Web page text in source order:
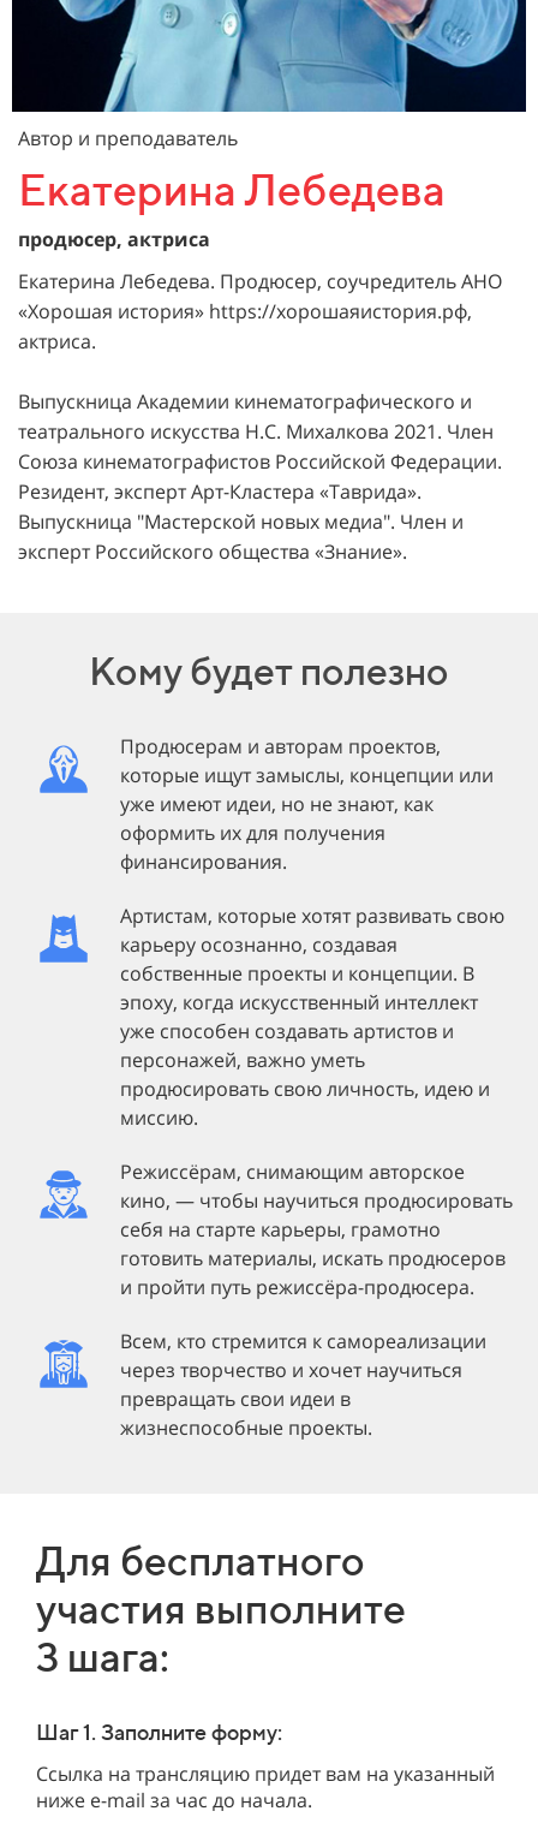
Автор и преподаватель
Екатерина Лебедева
продюсер, актриса
Екатерина Лебедева. Продюсер, соучредитель АНО
«Хорошая история» https://хорошаяистория.рф,
актриса.
Выпускница Академии кинематографического и
театрального искусства Н.С. Михалкова 2021. Член
Союза кинематографистов Российской Федерации.
Резидент, эксперт Арт-Кластера «Таврида».
Выпускница "Мастерской новых медиа". Член и
эксперт Российского общества «Знание».
Кому будет полезно
Продюсерам и авторам проектов,
которые ищут замыслы, концепции или
уже имеют идеи, но не знают, как
оформить их для получения
финансирования.
Артистам, которые хотят развивать свою
карьеру осознанно, создавая
собственные проекты и концепции. В
эпоху, когда искусственный интеллект
уже способен создавать артистов и
персонажей, важно уметь
продюсировать свою личность, идею и
миссию.
Режиссёрам, снимающим авторское
кино, — чтобы научиться продюсировать
себя на старте карьеры, грамотно
готовить материалы, искать продюсеров
и пройти путь режиссёра-продюсера.
Всем, кто стремится к самореализации
через творчество и хочет научиться
превращать свои идеи в
жизнеспособные проекты.
Для бесплатного
участия выполните
3 шага:
Шаг 1. Заполните форму:
Ссылка на трансляцию придет вам на указанный
ниже e-mail за час до начала.